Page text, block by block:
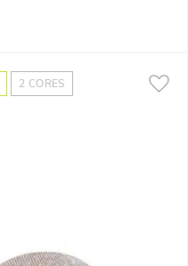
2 CORES